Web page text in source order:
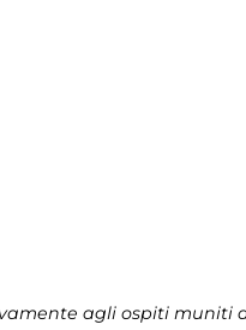
agli ospiti muniti